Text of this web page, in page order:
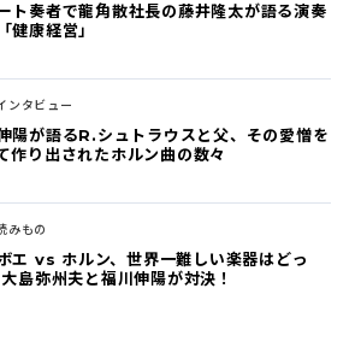
ト奏者で龍角散社長の藤井隆太が語る演奏
健康経営」
ンタビュー
陽が語るR.シュトラウスと父、その愛憎を
作り出されたホルン曲の数々
みもの
エ vs ホルン、世界一難しい楽器はどっ
島弥州夫と福川伸陽が対決！